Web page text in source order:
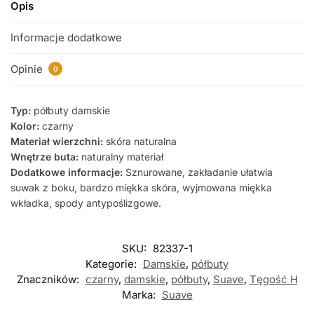
Opis
Informacje dodatkowe
Opinie 0
Typ: półbuty damskie
Kolor: czarny
Materiał wierzchni: skóra naturalna
Wnętrze buta: naturalny materiał
Dodatkowe informacje: Sznurowane, zakładanie ułatwia
suwak z boku, bardzo miękka skóra, wyjmowana miękka
wkładka, spody antypoślizgowe.
SKU: 82337-1
Kategorie: Damskie, półbuty
Znaczników: czarny, damskie, półbuty, Suave, Tęgość H
Marka: Suave